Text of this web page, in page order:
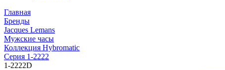
Главная
Бренды
Jacques Lemans
Мужские часы
Коллекция Hybromatic
Серия 1-2222
1-2222D